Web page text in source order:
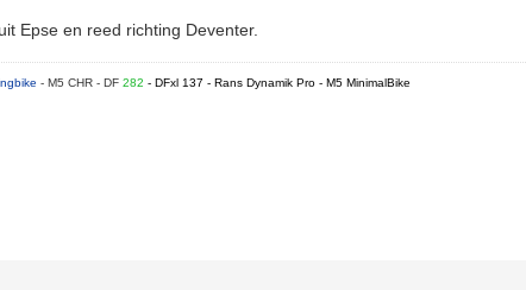
Epse en reed richting Deventer.
- M5 CHR - DF282- DFxl 137 - Rans Dynamik Pro - M5 MinimalBike